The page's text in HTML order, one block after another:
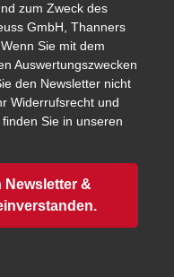
zum Zweck des
GmbH, Thanners
Sie mit dem
Auswertungszwecken
den Newsletter nicht
Widerrufsrecht und
Sie in unseren
Newsletter &